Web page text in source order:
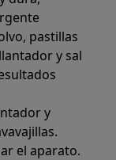
pastillas
y sal
y
el aparato.